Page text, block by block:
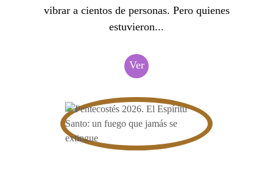
vibrar a cientos de personas. Pero quienes
estuvieron...
Ver